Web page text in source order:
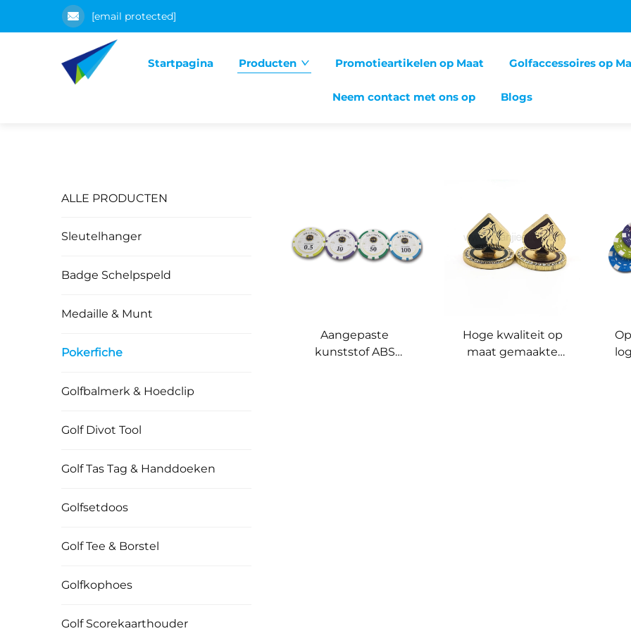
[email protected]
Startpagina Producten Promotieartikelen op Maat Golfaccessoires op
Neem contact met ons op Blogs
ALLE PRODUCTEN
Sleutelhanger
Badge Schelpspeld
Medaille & Munt
Pokerfiche
Golfbalmerk & Hoedclip
Golf Divot Tool
Golf Tas Tag & Handdoeken
Golfsetdoos
Golf Tee & Borstel
Golfkophoes
Golf Scorekaarthouder
Aangepaste
kunststof ABS
Hoge kwaliteit op
maat gemaakte